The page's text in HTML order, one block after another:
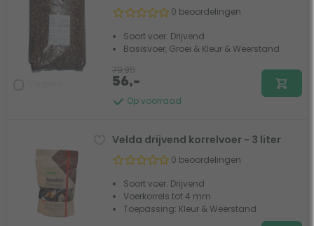
0 beoordelingen
Soort voer: Drijvend
Basisvoer, Groei & Kleur & Weerstand
Op voorraad
79,95
56,-
Velda drijvend korrelvoer - 3 liter
0 beoordelingen
Soort voer: Drijvend
Voerkorrels tot 4 mm
Toepassing: Kleur & Weerstand